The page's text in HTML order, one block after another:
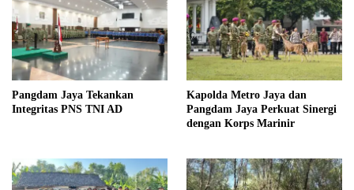
Pangdam Jaya Tekankan
Integritas PNS TNI AD
Kapolda Metro Jaya dan
Pangdam Jaya Perkuat Sinergi
dengan Korps Marinir